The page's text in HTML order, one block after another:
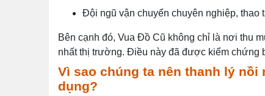
Đội ngũ vận chuyển chuyên nghiệp, thao
Bên cạnh đó, Vua Đồ Cũ không chỉ là nơi thu
nhất thị trường. Điều này đã được kiểm chứng
Vì sao chúng ta nên thanh lý
dụng?